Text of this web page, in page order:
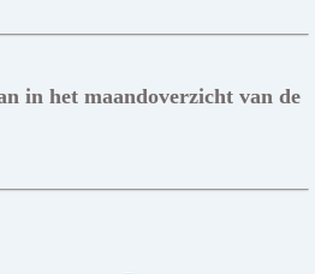
in het maandoverzicht van de